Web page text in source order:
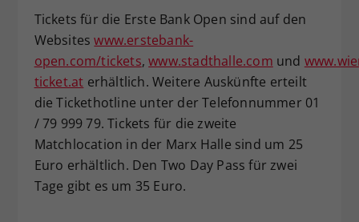
Tickets für die Erste Bank Open sind auf den
Websiteswww.erstebank-
open.com/tickets,www.stadthalle.com und
ticket.at erhältlich. Weitere Auskünfte erteilt
die Tickethotline unter der Telefonnummer 01
/ 79 999 79. Tickets für die zweite
Matchlocation in der Marx Halle sind um 25
Euro erhältlich. Den Two Day Pass für zwei
Tage gibt es um 35 Euro.